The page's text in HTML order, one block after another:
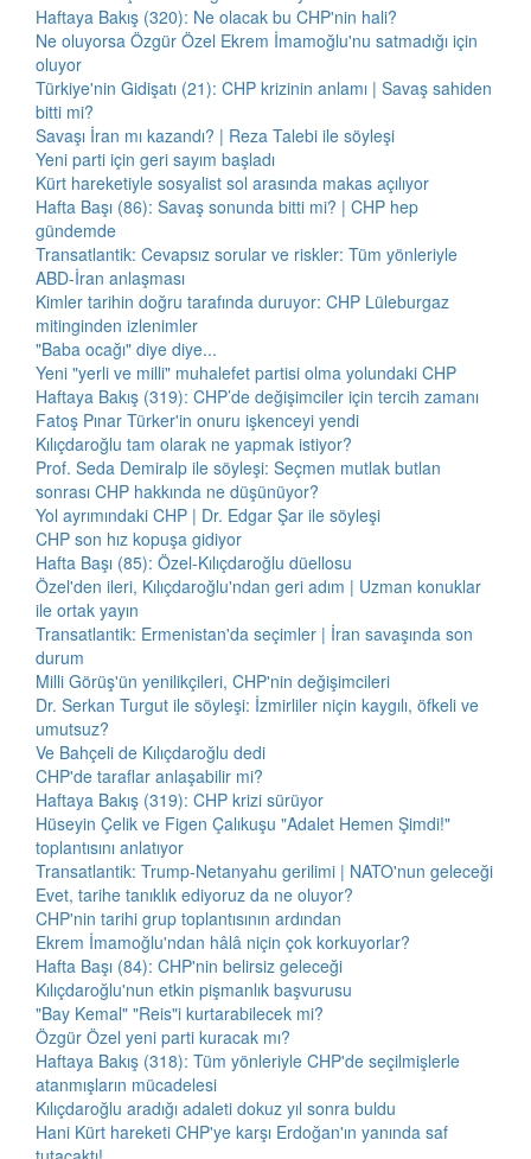
Haftaya Bakış (320): Ne olacak bu CHP'nin hali?
Ne oluyorsa Özgür Özel Ekrem İmamoğlu'nu satmadığı için
oluyor
Türkiye'nin Gidişatı (21): CHP krizinin anlamı | Savaş sahiden
bitti mi?
Savaşı İran mı kazandı? | Reza Talebi ile söyleşi
Yeni parti için geri sayım başladı
Kürt hareketiyle sosyalist sol arasında makas açılıyor
Hafta Başı (86): Savaş sonunda bitti mi? | CHP hep
gündemde
Transatlantik: Cevapsız sorular ve riskler: Tüm yönleriyle
ABD-İran anlaşması
Kimler tarihin doğru tarafında duruyor: CHP Lüleburgaz
mitinginden izlenimler
"Baba ocağı" diye diye...
Yeni "yerli ve milli" muhalefet partisi olma yolundaki CHP
Haftaya Bakış (319): CHP’de değişimciler için tercih zamanı
Fatoş Pınar Türker'in onuru işkenceyi yendi
Kılıçdaroğlu tam olarak ne yapmak istiyor?
Prof. Seda Demiralp ile söyleşi: Seçmen mutlak butlan
sonrası CHP hakkında ne düşünüyor?
Yol ayrımındaki CHP | Dr. Edgar Şar ile söyleşi
CHP son hız kopuşa gidiyor
Hafta Başı (85): Özel-Kılıçdaroğlu düellosu
Özel'den ileri, Kılıçdaroğlu'ndan geri adım | Uzman konuklar
ile ortak yayın
Transatlantik: Ermenistan'da seçimler | İran savaşında son
durum
Milli Görüş'ün yenilikçileri, CHP'nin değişimcileri
Dr. Serkan Turgut ile söyleşi: İzmirliler niçin kaygılı, öfkeli ve
umutsuz?
Ve Bahçeli de Kılıçdaroğlu dedi
CHP'de taraflar anlaşabilir mi?
Haftaya Bakış (319): CHP krizi sürüyor
Hüseyin Çelik ve Figen Çalıkuşu "Adalet Hemen Şimdi!"
toplantısını anlatıyor
Transatlantik: Trump-Netanyahu gerilimi | NATO'nun geleceği
Evet, tarihe tanıklık ediyoruz da ne oluyor?
CHP'nin tarihi grup toplantısının ardından
Ekrem İmamoğlu'ndan hâlâ niçin çok korkuyorlar?
Hafta Başı (84): CHP'nin belirsiz geleceği
Kılıçdaroğlu'nun etkin pişmanlık başvurusu
"Bay Kemal" "Reis"i kurtarabilecek mi?
Özgür Özel yeni parti kuracak mı?
Haftaya Bakış (318): Tüm yönleriyle CHP'de seçilmişlerle
atanmışların mücadelesi
Kılıçdaroğlu aradığı adaleti dokuz yıl sonra buldu
Hani Kürt hareketi CHP'ye karşı Erdoğan'ın yanında saf